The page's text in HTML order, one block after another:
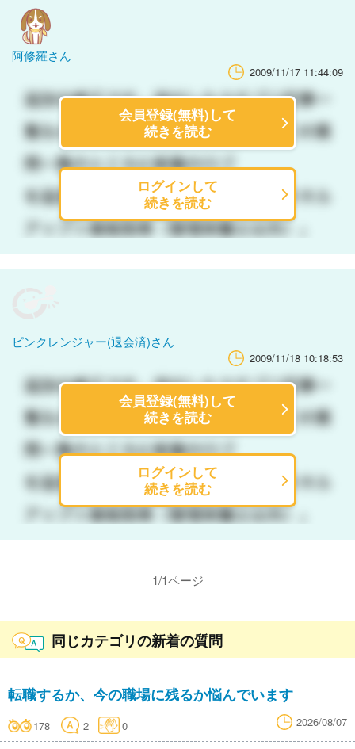
阿修羅さん
2009/11/17 11:44:09
会員登録(無料)して
続きを読む
ログインして
続きを読む
ピンクレンジャー(退会済)さん
2009/11/18 10:18:53
会員登録(無料)して
続きを読む
ログインして
続きを読む
1/1ページ
同じカテゴリの新着の質問
転職するか、今の職場に残るか悩んでいます
178 2 0 2026/08/07